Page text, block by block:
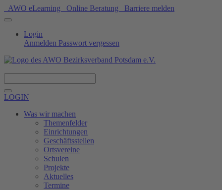
AWO eLearning Online Beratung Barriere melden
Login
Anmelden Passwort vergessen
LOGIN
Was wir machen
Themenfelder
Einrichtungen
Geschäftsstellen
Ortsvereine
Schulen
Projekte
Aktuelles
Termine